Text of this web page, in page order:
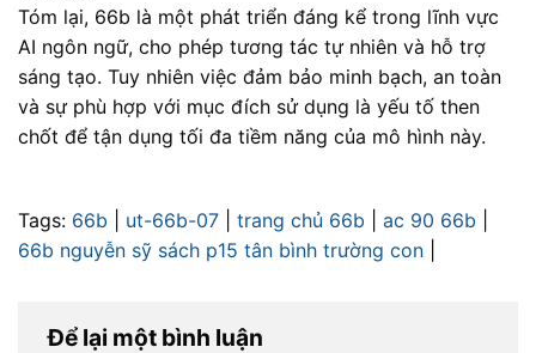
Tóm lại, 66b là một phát triển đáng kể trong lĩnh vực
AI ngôn ngữ, cho phép tương tác tự nhiên và hỗ trợ
sáng tạo. Tuy nhiên việc đảm bảo minh bạch, an toàn
và sự phù hợp với mục đích sử dụng là yếu tố then
chốt để tận dụng tối đa tiềm năng của mô hình này.
Tags: 66b ut-66b-07 trang chủ 66b ac 90 66b
66b nguyễn sỹ sách p15 tân bình trường con
Để lại một bình luận